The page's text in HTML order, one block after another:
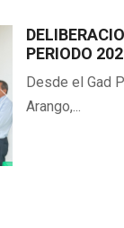
Next
PERIODO
Desde el Gad
Arango,...